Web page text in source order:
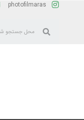
photofilmaras